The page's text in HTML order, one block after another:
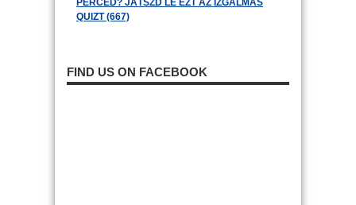
PERCED? JÁTSZD LE EZT AZ IZGALMAS
QUIZT (667)
FIND US ON FACEBOOK